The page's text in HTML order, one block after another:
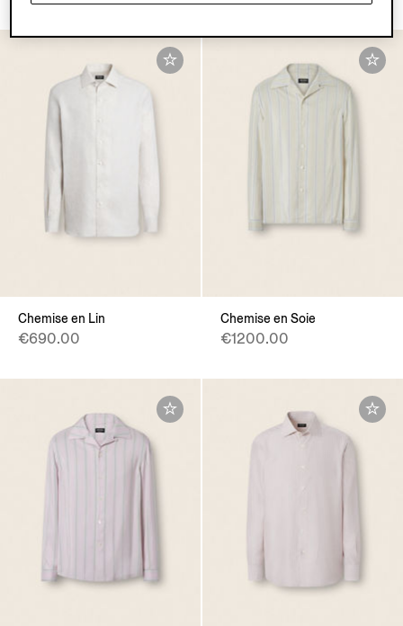
Chemise en Lin
€690.00
Chemise en Soie
€1200.00